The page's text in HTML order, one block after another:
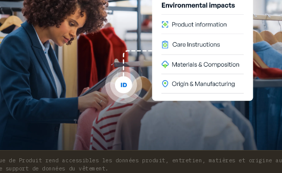
de Produit rend accessibles les données produit, entretien, matières et origine au
de données du vêtement.